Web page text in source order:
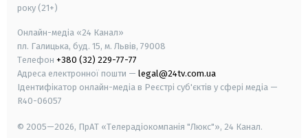
року (21+)
Онлайн-медіа «24 Канал»
пл. Галицька, буд. 15, м. Львів, 79008
Телефон +380 (32) 229-77-77
Адреса електронної пошти — legal@24tv.com.ua
Ідентифікатор онлайн-медіа в Реєстрі суб'єктів у сфері медіа —
R40-06057
© 2005—2026, ПрАТ «Телерадіокомпанія "Люкс"», 24 Канал.